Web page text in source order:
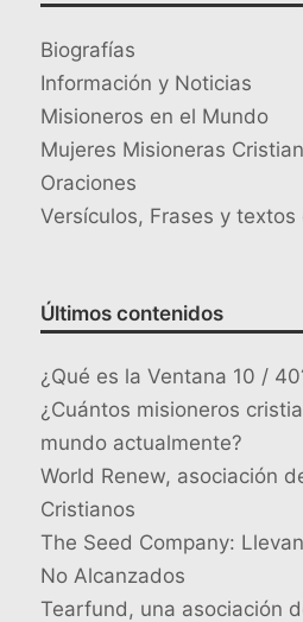
Biografías
Información y Noticias
Misioneros en el Mundo
Mujeres Misioneras
Oraciones
Versículos, Frases y textos
Últimos contenidos
¿Qué es la Ventana 10 /
¿Cuántos misioneros
mundo actualmente?
World Renew, asociación
Cristianos
The Seed Company:
No Alcanzados
Tearfund, una asociación